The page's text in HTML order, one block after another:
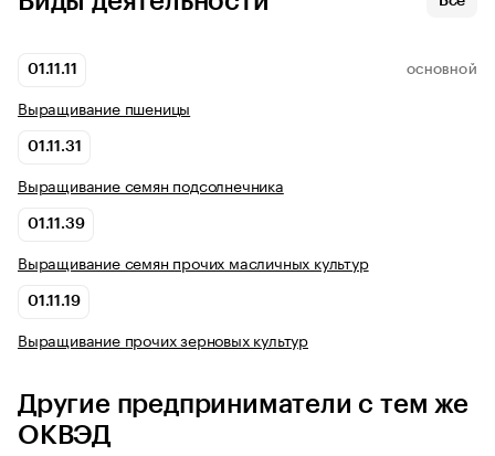
01.11.11 ОСНОВНОЙ
Выращивание пшеницы
01.11.31
Выращивание семян подсолнечника
01.11.39
Выращивание семян прочих масличных культур
01.11.19
Выращивание прочих зерновых культур
Другие предприниматели с тем же
ОКВЭД